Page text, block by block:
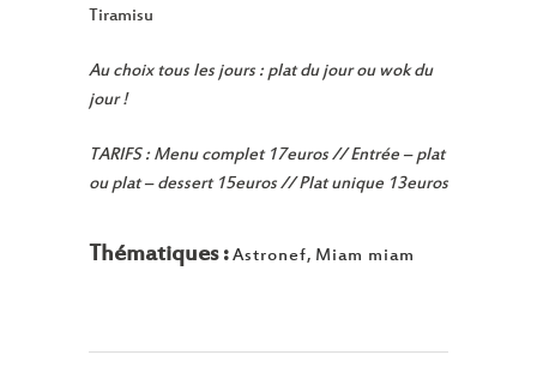
Tiramisu
Au choix tous les jours : plat du jour ou wok du
jour !
TARIFS : Menu complet 17euros // Entrée – plat
ou plat – dessert 15euros // Plat unique 13euros
Thématiques :Astronef, Miam miam